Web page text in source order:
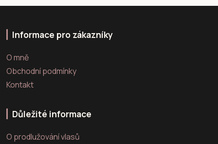
Informace pro zákazníky
O mně
Obchodní podmínky
Kontakt
Důležité informace
O prodlužování vlasů